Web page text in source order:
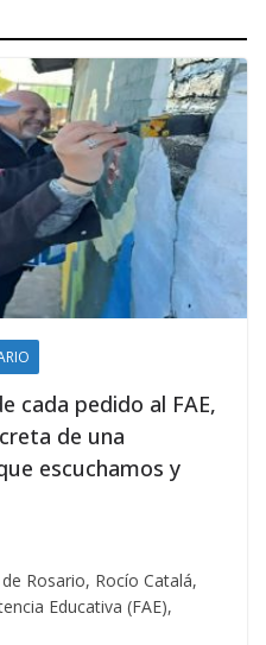
cada pedido al FAE,
de una
escuchamos y
Rosario, Rocío Catalá,
Educativa (FAE),